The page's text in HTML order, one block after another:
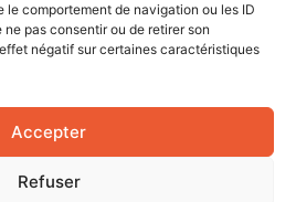
le comportement de navigation ou les ID
pas consentir ou de retirer son
négatif sur certaines caractéristiques
Accepter
Refuser
Mentions
légales
Politique de